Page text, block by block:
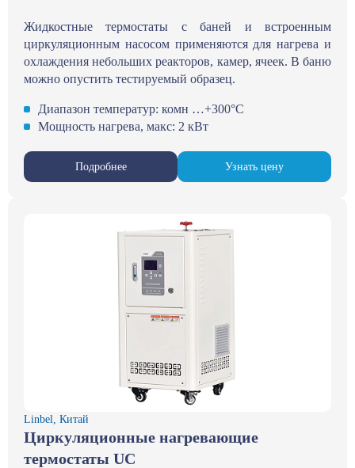
Жидкостные термостаты с баней и встроенным
циркуляционным насосом применяются для нагрева и
охлаждения небольших реакторов, камер, ячеек. В баню
можно опустить тестируемый образец.
Диапазон температур: комн …+300°С
Мощность нагрева, макс: 2 кВт
Подробнее Узнать цену
Linbel, Китай
Циркуляционные нагревающие
термостаты UC